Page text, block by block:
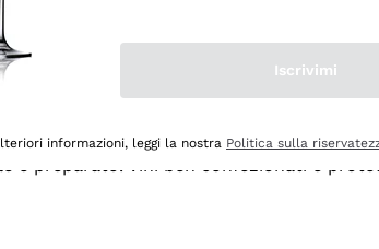
e preparato. Vini ben confezionati e
Iscrivimi
informazioni, leggi la nostra Politica sulla